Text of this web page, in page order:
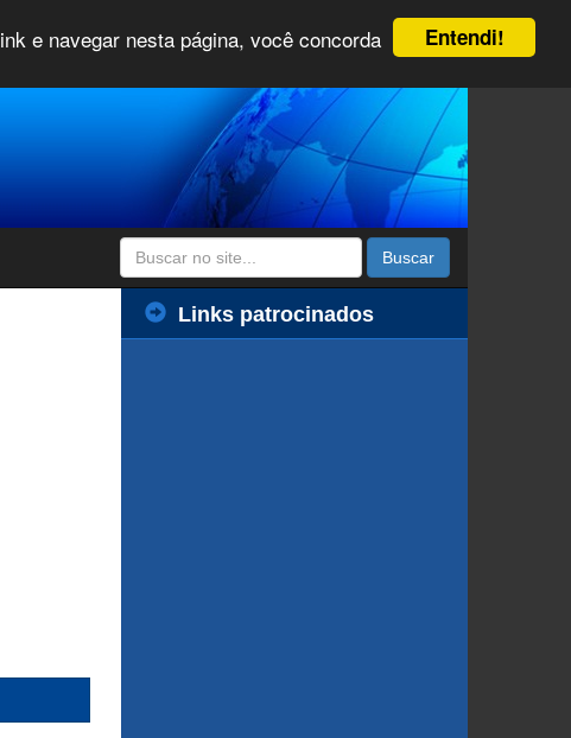
Entendi!
e navegar nesta página, você concorda
Buscar
Links patrocinados